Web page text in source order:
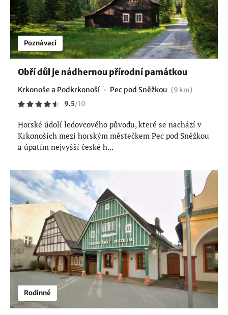
Poznávací
Obří důl je nádhernou přírodní památkou
Krkonoše a Podkrkonoší Pec pod Sněžkou (9 km)
9.5/10
Horské údolí ledovcového původu, které se nachází v
Krkonoších mezi horským městečkem Pec pod Sněžkou
a úpatím nejvyšší české h...
Rodinné